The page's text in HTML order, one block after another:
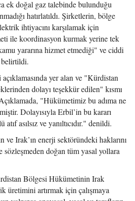
ek doğal gaz talebinde bulunduğu
hatırlatıldı. Şirketlerin, bölge
ihtiyacını karşılamak için
ile koordinasyon kurmak yerine tek
yararına hizmet etmediği" ve ciddi
belirtildi.
yer alan ve "Kürdistan
dolayı teşekkür edilen" kısmı
"Hükümetimiz bu adıma ne
Dolayısıyla Erbil’in bu kararı
asılsız ve yanıltıcıdır." denildi.
ve Irak’ın enerji sektöründeki haklarını
sözleşmeden doğan tüm yasal yollara
Bölgesi Hükümetinin Irak
üretimini artırmak için çalışmaya